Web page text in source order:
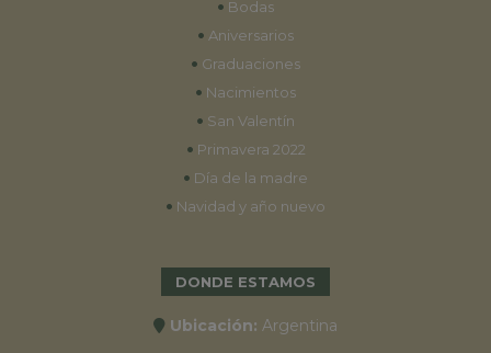
• Bodas
• Aniversarios
• Graduaciones
• Nacimientos
• San Valentín
• Primavera 2022
• Día de la madre
• Navidad y año nuevo
DONDE ESTAMOS
Ubicación: Argentina